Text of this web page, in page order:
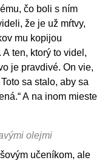
čo boli s ním
že je už mŕtvy,
mu kopijou
ten, ktorý to videl,
je pravdivé. On vie,
sa stalo, aby sa
A na inom mieste
olejmi
učeníkom, ale